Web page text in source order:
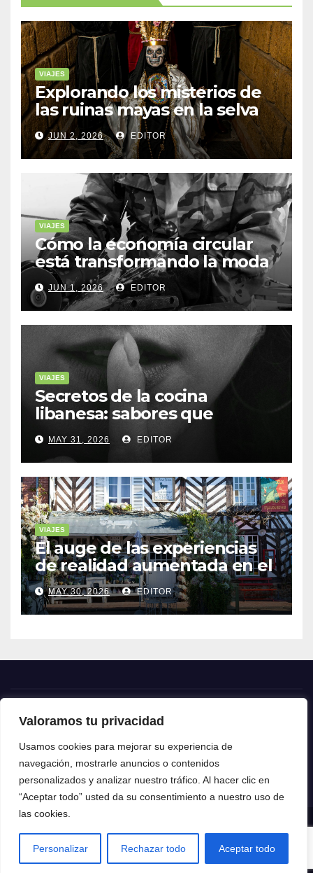
Valoramos tu privacidad
Usamos cookies para mejorar su experiencia de
navegación, mostrarle anuncios o contenidos
personalizados y analizar nuestro tráfico. Al hacer clic en
“Aceptar todo” usted da su consentimiento a nuestro uso de
las cookies.
Personalizar Rechazar todo Aceptar todo
VIAJES
Explorando los misterios de
las ruinas mayas en la selva
de Yucatán
JUN 2, 2026 EDITOR
VIAJES
Cómo la economía circular
está transformando la moda
sostenible
JUN 1, 2026 EDITOR
VIAJES
Secretos de la cocina
libanesa: sabores que
cuentan historias
MAY 31, 2026 EDITOR
VIAJES
El auge de las experiencias
de realidad aumentada en el
turismo
MAY 30, 2026 EDITOR
Crónica24
Crónica 24
Home
Contacto Política de privacidad